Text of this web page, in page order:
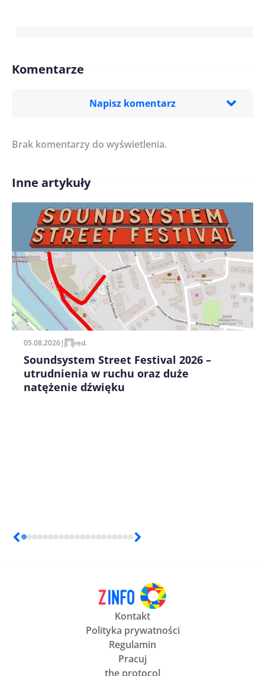
Komentarze
Napisz komentarz
Treść komentarza*
Imię/ Nick*
Zapamiętaj moje dane w tej przeglądarce podczas
pisania kolejnych komentarzy.
Brak komentarzy do wyświetlenia.
Inne artykuły
05.08.2026| red.
Soundsystem Street Festival 2026 –
utrudnienia w ruchu oraz duże
natężenie dźwięku
Kontakt
Polityka prywatności
Regulamin
Pracuj
the protocol